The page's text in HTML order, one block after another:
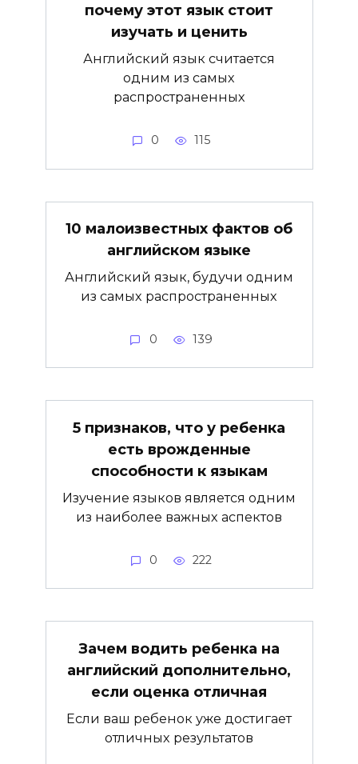
почему этот язык стоит
изучать и ценить
Английский язык считается
одним из самых
распространенных
0 115
10 малоизвестных фактов об
английском языке
Английский язык, будучи одним
из самых распространенных
0 139
5 признаков, что у ребенка
есть врожденные
способности к языкам
Изучение языков является одним
из наиболее важных аспектов
0 222
Зачем водить ребенка на
английский дополнительно,
если оценка отличная
Если ваш ребенок уже достигает
отличных результатов